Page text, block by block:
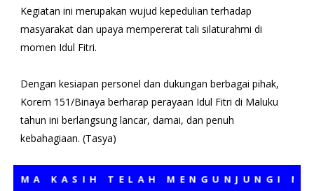
Kegiatan ini merupakan wujud kepedulian terhadap
masyarakat dan upaya mempererat tali silaturahmi di
momen Idul Fitri.
Dengan kesiapan personel dan dukungan berbagai pihak,
Korem 151/Binaya berharap perayaan Idul Fitri di Maluku
tahun ini berlangsung lancar, damai, dan penuh
kebahagiaan. (Tasya)
KASIH TELAH MENGUNJUNGI